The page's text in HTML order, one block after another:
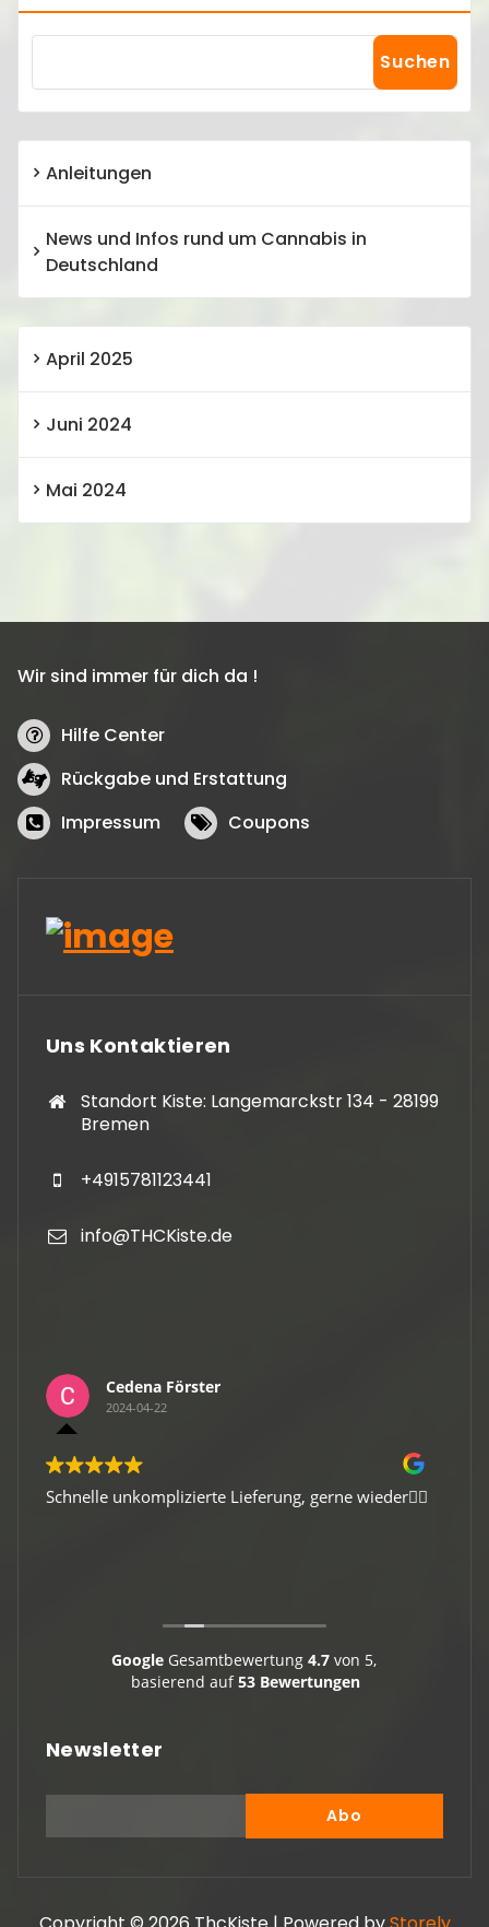
Suchen
Anleitungen
News und Infos rund um Cannabis in
Deutschland
April 2025
Juni 2024
Mai 2024
Wir sind immer für dich da !
Hilfe Center
Rückgabe und Erstattung
Impressum
Coupons
Uns Kontaktieren
Standort Kiste: Langemarckstr 134 - 28199
Bremen
+4915781123441
info@THCKiste.de
Cedena Förster
2024-04-22
Schnelle unkomplizierte Lieferung, gerne wieder👍🏻
GoogleGesamtbewertung 4.7von 5,
basierend auf53 Bewertungen
Newsletter